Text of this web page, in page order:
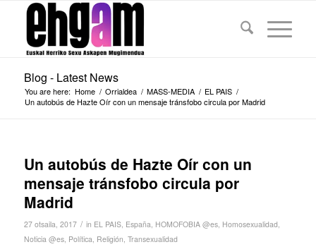
Blog - Latest News
You are here: Home / Orrialdea / MASS-MEDIA / EL PAIS /
Un autobús de Hazte Oír con un mensaje tránsfobo circula por Madrid
Un autobús de Hazte Oír con un
mensaje tránsfobo circula por
Madrid
27 otsaila, 2017 / in EL PAIS, España, HOMOFOBIA @es, Homosexualidad,
Noticia @es, Política, Religión, Transexualidad